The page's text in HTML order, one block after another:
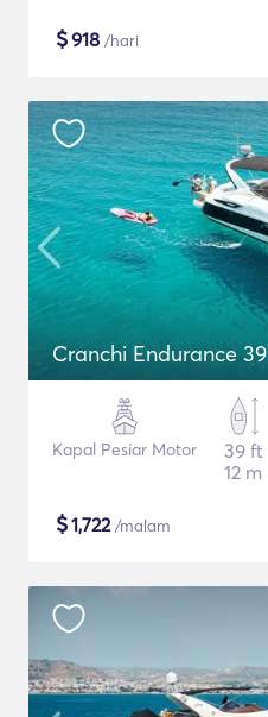
$918 /hari
Cranchi Endurance 39
Kapal Pesiar Motor
39 ft
12 m
$1,722/malam